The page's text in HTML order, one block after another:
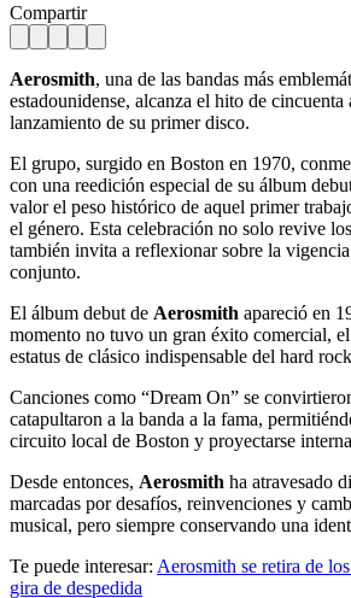
Compartir
Aerosmith, una de las bandas más
estadounidense, alcanza el hito de cincuenta
lanzamiento de su primer disco.
El grupo, surgido en Boston en 1970,
con una reedición especial de su álbum
valor el peso histórico de aquel primer
el género. Esta celebración no solo revive
también invita a reflexionar sobre la
conjunto.
El álbum debut de Aerosmith apareció en
momento no tuvo un gran éxito comercial,
estatus de clásico indispensable del hard
Canciones como “Dream On” se
catapultaron a la banda a la fama,
circuito local de Boston y proyectarse
Desde entonces, Aerosmith ha atravesado
marcadas por desafíos, reinvenciones y
musical, pero siempre conservando una
Te puede interesar: Aerosmith se retira de
gira de despedida